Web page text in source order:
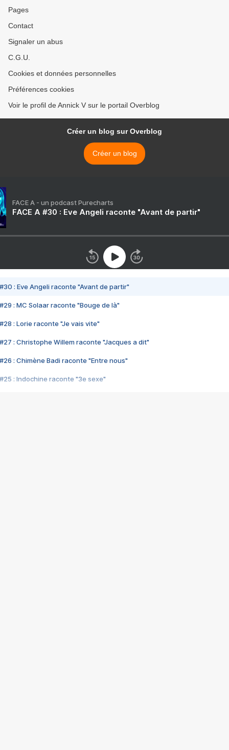
Pages
Contact
Signaler un abus
C.G.U.
Cookies et données personnelles
Préférences cookies
Voir le profil de Annick V sur le portail Overblog
Créer un blog sur Overblog
Créer un blog
FACE A - un podcast Purecharts
FACE A #30 : Eve Angeli raconte "Avant de partir"
#30 : Eve Angeli raconte "Avant de partir"
#29 : MC Solaar raconte "Bouge de là"
#28 : Lorie raconte "Je vais vite"
#27 : Christophe Willem raconte "Jacques a dit"
#26 : Chimène Badi raconte "Entre nous"
#25 : Indochine raconte "3e sexe"